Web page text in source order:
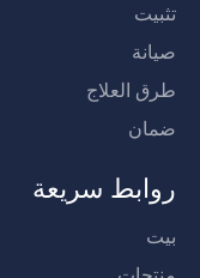
تثبيت
صيانة
طرق العلاج
ضمان
روابط سريعة
بيت